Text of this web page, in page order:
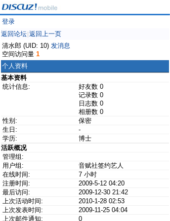
登录
返回论坛 返回上一页
清水郎 (UID: 10) 发消息
空间访问量 1
个人资料
基本资料
统计信息:
好友数 0
记录数 0
日志数 0
相册数 0
性别:
保密
生日:
-
学历:
博士
活跃概况
管理组:
用户组:
音赋社签约艺人
在线时间:
7 小时
注册时间:
2009-5-12 04:20
最后访问:
2009-12-30 21:42
上次活动时间:
2010-1-28 02:53
上次发表时间:
2009-11-25 04:04
上次邮件通知:
0